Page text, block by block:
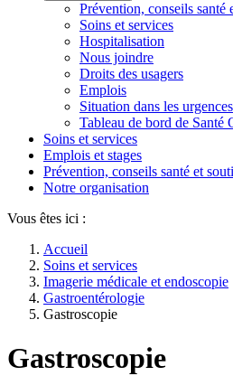
Prévention, conseils santé
Soins et services
Hospitalisation
Nous joindre
Droits des usagers
Emplois
Situation dans les urgences
Tableau de bord de Santé
Soins et services
Emplois et stages
Prévention, conseils santé et
Notre organisation
Vous êtes ici :
Accueil
Soins et services
Imagerie médicale et endoscopie
Gastroentérologie
Gastroscopie
Gastroscopie